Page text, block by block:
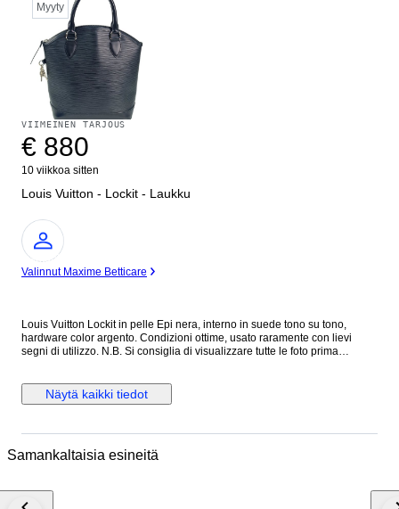
Myyty
VIIMEINEN TARJOUS
€ 880
10 viikkoa sitten
Louis Vuitton - Lockit - Laukku
asiantuntija
Valinnut Maxime Betticare
Louis Vuitton Lockit in pelle Epi nera, interno in suede tono su tono,
hardware color argento. Condizioni ottime, usato raramente con lievi
segni di utilizzo. N.B. Si consiglia di visualizzare tutte le foto prima
Näytä kaikki tiedot
Samankaltaisia esineitä